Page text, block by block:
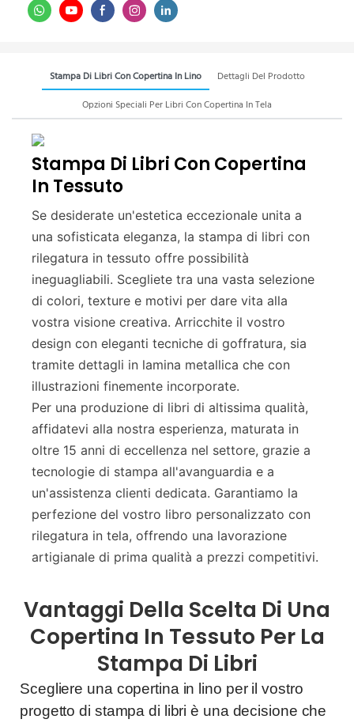
Stampa Di Libri Con Copertina In Lino
Dettagli Del Prodotto
Opzioni Speciali Per Libri Con Copertina In Tela
Stampa Di Libri Con Copertina
In Tessuto
Se desiderate un'estetica eccezionale unita a
una sofisticata eleganza, la stampa di libri con
rilegatura in tessuto offre possibilità
ineguagliabili. Scegliete tra una vasta selezione
di colori, texture e motivi per dare vita alla
vostra visione creativa. Arricchite il vostro
design con eleganti tecniche di goffratura, sia
tramite dettagli in lamina metallica che con
illustrazioni finemente incorporate.
Per una produzione di libri di altissima qualità,
affidatevi alla nostra esperienza, maturata in
oltre 15 anni di eccellenza nel settore, grazie a
tecnologie di stampa all'avanguardia e a
un'assistenza clienti dedicata. Garantiamo la
perfezione del vostro libro personalizzato con
rilegatura in tela, offrendo una lavorazione
artigianale di prima qualità a prezzi competitivi.
Vantaggi Della Scelta Di Una
Copertina In Tessuto Per La
Stampa Di Libri
Scegliere una copertina in lino per il vostro
progetto di stampa di libri è una decisione che